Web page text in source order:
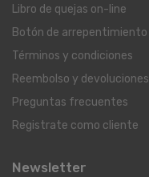
Libro de quejas on-line
Botón de arrepentimiento
Términos y condiciones
Reembolso y devoluciones
Preguntas frecuentes
Registrate como cliente
Newsletter